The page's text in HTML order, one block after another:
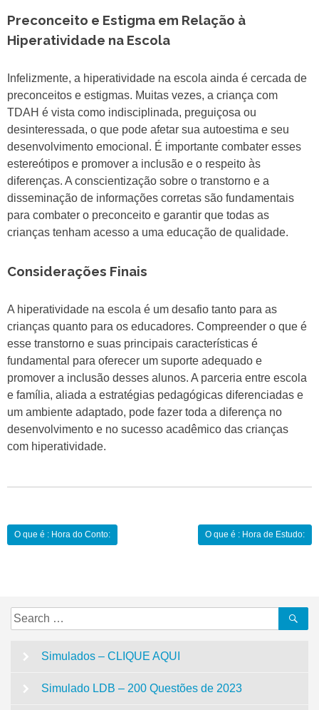
Preconceito e Estigma em Relação à
Hiperatividade na Escola
Infelizmente, a hiperatividade na escola ainda é cercada de
preconceitos e estigmas. Muitas vezes, a criança com
TDAH é vista como indisciplinada, preguiçosa ou
desinteressada, o que pode afetar sua autoestima e seu
desenvolvimento emocional. É importante combater esses
estereótipos e promover a inclusão e o respeito às
diferenças. A conscientização sobre o transtorno e a
disseminação de informações corretas são fundamentais
para combater o preconceito e garantir que todas as
crianças tenham acesso a uma educação de qualidade.
Considerações Finais
A hiperatividade na escola é um desafio tanto para as
crianças quanto para os educadores. Compreender o que é
esse transtorno e suas principais características é
fundamental para oferecer um suporte adequado e
promover a inclusão desses alunos. A parceria entre escola
e família, aliada a estratégias pedagógicas diferenciadas e
um ambiente adaptado, pode fazer toda a diferença no
desenvolvimento e no sucesso acadêmico das crianças
com hiperatividade.
Navegação
O que é : Hora do Conto: O que é : Hora de Estudo:
Search
for:
Simulados – CLIQUE AQUI
Simulado LDB – 200 Questões de 2023